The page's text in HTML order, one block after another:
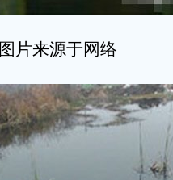
图片来源于网络